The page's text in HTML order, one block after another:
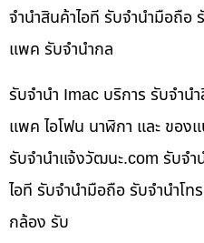
จำนำสินค้าไอที รับจำนำมือถือ
แพค รับจำนำกล
รับจำนำ Imac บริการ รับจำน
แพค ไอโฟน นาฬิกา และ ของ
รับจํานําแจ้งวัฒนะ.com รับจำ
ไอที รับจำนำมือถือ รับจำนำโ
กล้อง รับ